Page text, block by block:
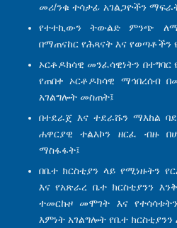
መሪ/ንቁ ተሳታፊ አገልጋዮችን
የተተኪውን ትውልድ ምንጭ
በማጠናከር የሕጻናት እና የወጣቶችን
ኦርቶዶክሳዊ መንፈሳዊነትን በተግባር
የጠበቀ ኦርቶዶክሳዊ ማኅበረሰብ
አገልግሎት መስጠት፤
በተደራጀ እና ተደራሹን ማእከል
ሐዋርያዊ ተልእኮን ዘርፈ ብዙ
ማስፋፋት፤
በቤተ ክርስቲያን ላይ የሚነዙትን
እና የአጽራረ ቤተ ክርስቲያንን
ተመርኩዞ መሞገት እና
እምነት አገልግሎት የቤተ